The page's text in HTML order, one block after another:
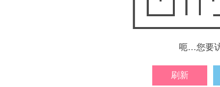
呃…您要
刷新